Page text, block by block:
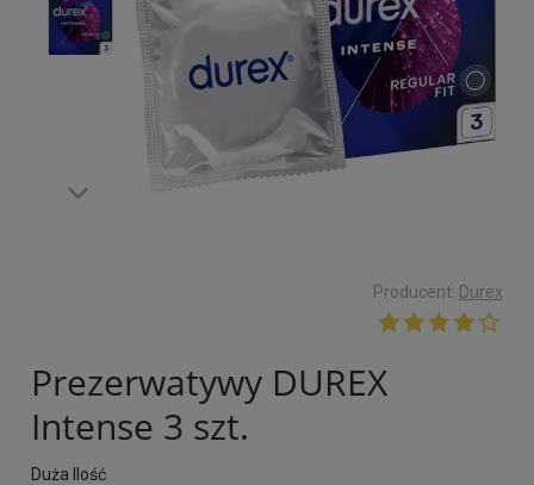
Producent: Durex
Prezerwatywy DUREX
Intense 3 szt.
Duża Ilość